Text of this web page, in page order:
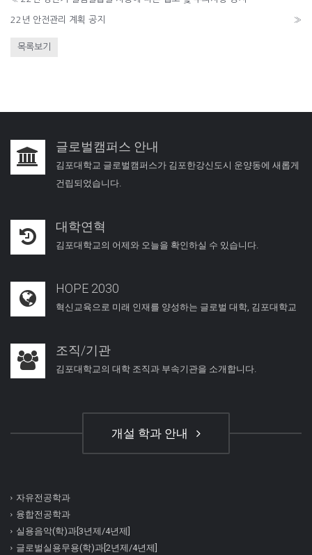
22년 안전관리 계획 공지 »
목록보기
글로벌캠퍼스 안내
김포대학교 글로벌캠퍼스가 김포한강신도시 운양동에 새롭게
건립되었습니다.
대학연혁
김포대학교의 어제와 오늘을 확인하실 수 있습니다.
HOPE 2030
혁신교육으로 미래 인재를 양성하는 글로벌 대학, 김포대학교
조직/기관
김포대학교의 대학 조직과 부속기관을 소개합니다.
개설 학과 안내
자유전공학과
융합전공학과
실용음악(학)과[3년제/4년제]
글로벌실용무용(학)과[2년제/4년제]